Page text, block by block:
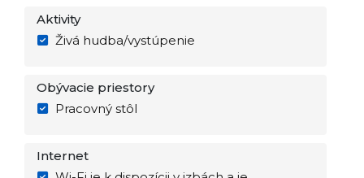
Aktivity
Živá hudba/vystúpenie
Obývacie priestory
Pracovný stôl
Internet